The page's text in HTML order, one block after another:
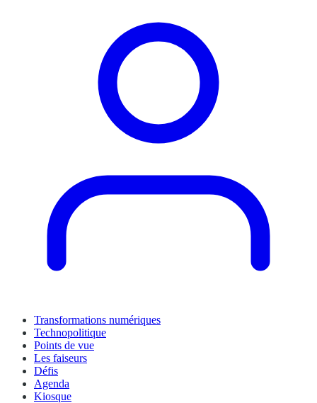
Transformations numériques
Technopolitique
Points de vue
Les faiseurs
Défis
Agenda
Kiosque